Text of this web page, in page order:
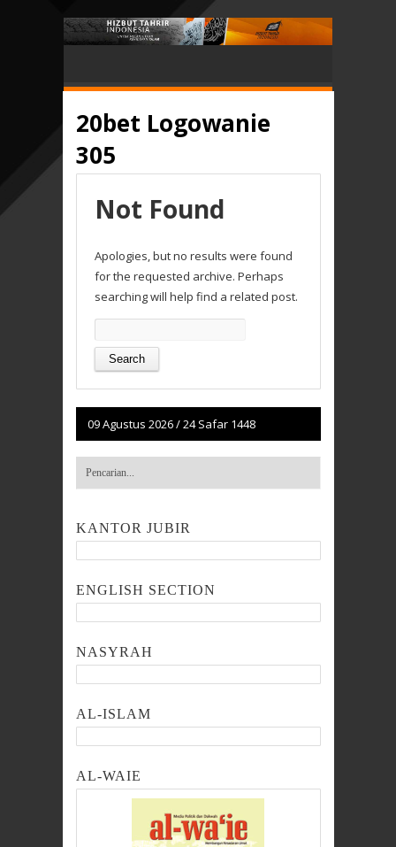
20bet Logowanie
305
Not Found
Apologies, but no results were found
for the requested archive. Perhaps
searching will help find a related post.
for:
09 Agustus 2026/24 Safar 1448
KANTOR JUBIR
ENGLISH SECTION
NASYRAH
AL-ISLAM
AL-WAIE